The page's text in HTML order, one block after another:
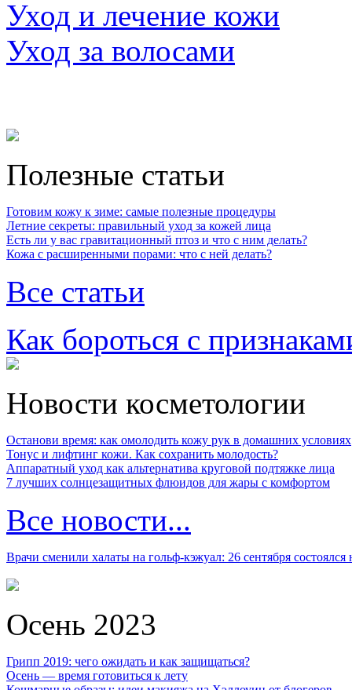
Уход и лечение кожи
Уход за волосами
Полезные статьи
Готовим кожу к зиме: самые полезные процедуры
Летние секреты: правильный уход за кожей лица
Есть ли у вас гравитационный птоз и что с ним делать?
Кожа с расширенными порами: что с ней делать?
Все статьи
Как бороться с
Новости косметологии
Останови время: как омолодить кожу рук в домашних условиях
Тонус и лифтинг кожи. Как сохранить молодость?
Аппаратный уход как альтернатива круговой подтяжке лица
7 лучших солнцезащитных флюидов для жары с комфортом
Все новости...
Врачи сменили халаты на гольф-кэжуал: 26 сентября
Осень 2023
Грипп 2019: чего ожидать и как защищаться?
Осень — время готовиться к лету